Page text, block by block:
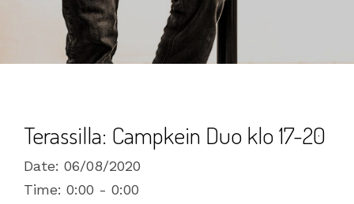
Terassilla: Campkein Duo klo 17-20
Date: 06/08/2020
Time: 0:00 - 0:00